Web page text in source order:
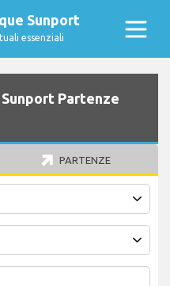
Sunport
essenziali
Partenze
PARTENZE